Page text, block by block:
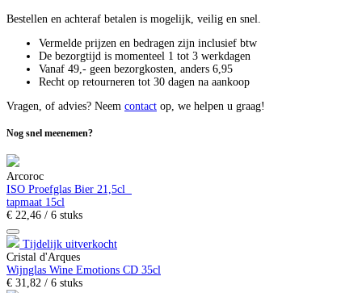
Bestellen en achteraf betalen is mogelijk, veilig en snel.
Vermelde prijzen en bedragen zijn inclusief btw
De bezorgtijd is momenteel 1 tot 3 werkdagen
Vanaf 49,- geen bezorgkosten, anders 6, 95
Recht op retourneren tot 30 dagen na aankoop
Vragen, of advies? Neem contact op, we helpen u graag!
Nog snel meenemen?
Arcoroc
ISO Proefglas Bier 21,5cl
tapmaat 15cl
€ 22,46 / 6 stuks
Tijdelijk uitverkocht
Cristal d'Arques
Wijnglas Wine Emotions CD 35cl
€ 31,82 / 6 stuks